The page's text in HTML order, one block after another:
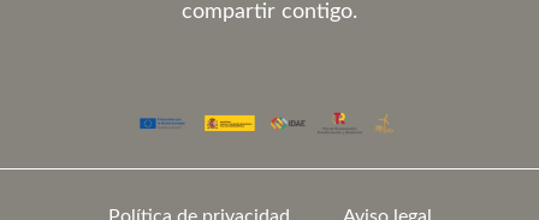
compartir contigo.